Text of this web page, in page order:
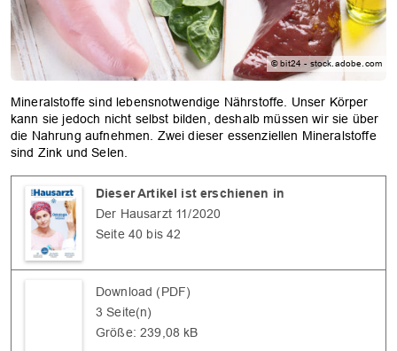
© bit24 - stock.adobe.com
Mineralstoffe sind lebensnotwendige Nährstoffe. Unser Körper
kann sie jedoch nicht selbst bilden, deshalb müssen wir sie über
die Nahrung aufnehmen. Zwei dieser essenziellen Mineralstoffe
sind Zink und Selen.
Dieser Artikel ist erschienen in
Der Hausarzt 11/2020
Seite 40 bis 42
Download (PDF)
3 Seite(n)
Größe: 239,08 kB